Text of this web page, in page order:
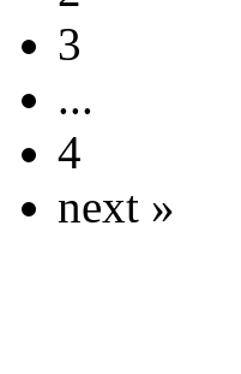
3
...
4
next »